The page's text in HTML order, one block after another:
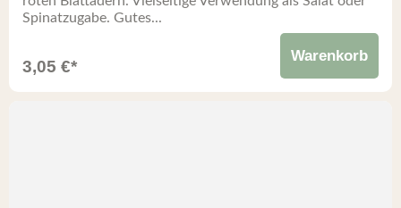
Spinatzugabe. Gutes...
3,05 €*
Warenkorb